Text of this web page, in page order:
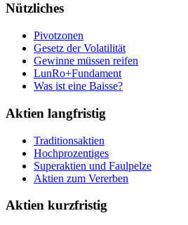
Nützliches
Pivotzonen
Gesetz der Volatilität
Gewinne müssen reifen
LunRo+Fundament
Was ist eine Baisse?
Aktien langfristig
Traditionsaktien
Hochprozentiges
Superaktien und Faulpelze
Aktien zum Vererben
Aktien kurzfristig